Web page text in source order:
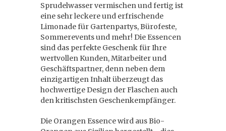
Sprudelwasser vermischen und fertig ist
eine sehr leckere und erfrischende
Limonade für Gartenpartys, Bürofeste,
Sommerevents und mehr! Die Essencen
sind das perfekte Geschenk für Ihre
wertvollen Kunden, Mitarbeiter und
Geschäftspartner, denn neben dem
einzigartigen Inhalt überzeugt das
hochwertige Design der Flaschen auch
den kritischsten Geschenkempfänger.
Die Orangen Essence wird aus Bio-